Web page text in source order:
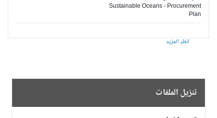
Sustainable Oceans - Procurement
Plan
انظر المزيد
تنزيل الملفات